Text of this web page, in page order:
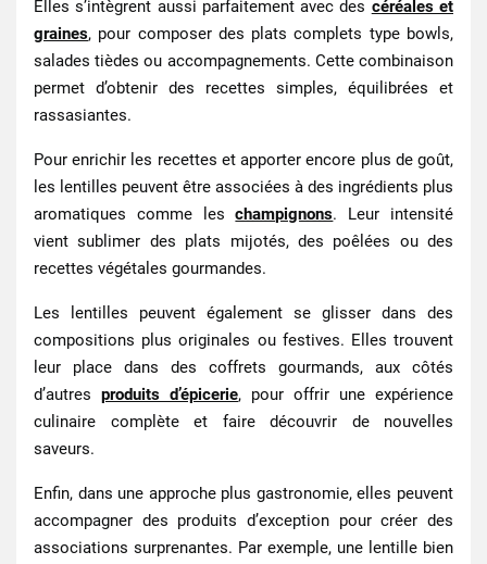
Elles s’intègrent aussi parfaitement avec des céréales et
graines, pour composer des plats complets type bowls,
salades tièdes ou accompagnements. Cette combinaison
permet d’obtenir des recettes simples, équilibrées et
rassasiantes.
Pour enrichir les recettes et apporter encore plus de goût,
les lentilles peuvent être associées à des ingrédients plus
aromatiques comme leschampignons. Leur intensité
vient sublimer des plats mijotés, des poêlées ou des
recettes végétales gourmandes.
Les lentilles peuvent également se glisser dans des
compositions plus originales ou festives. Elles trouvent
leur place dans des coffrets gourmands, aux côtés
d’autres produits d’épicerie, pour offrir une expérience
culinaire complète et faire découvrir de nouvelles
saveurs.
Enfin, dans une approche plus gastronomie, elles peuvent
accompagner des produits d’exception pour créer des
associations surprenantes. Par exemple, une lentille bien